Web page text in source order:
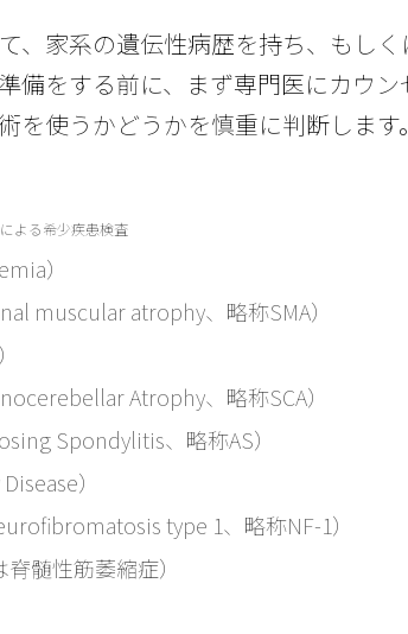
、家系の遺伝性病歴を持ち、もし
備をする前に、まず専門医にカウ
を使うかどうかを慎重に判断します。
よる希少疾患検査
）
muscular atrophy、略称SMA）
Atrophy、略称SCA）
Spondylitis、略称AS）
）
type 1、略称NF-1）
髄性筋萎縮症）